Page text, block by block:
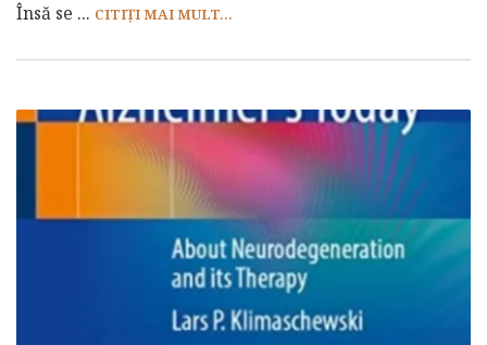
Însă se ... CITIȚI MAI MULT...